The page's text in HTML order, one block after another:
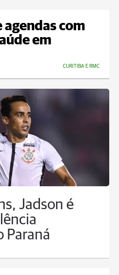
agendas com
em
CURITIBA E RMC
Jadson é
Paraná